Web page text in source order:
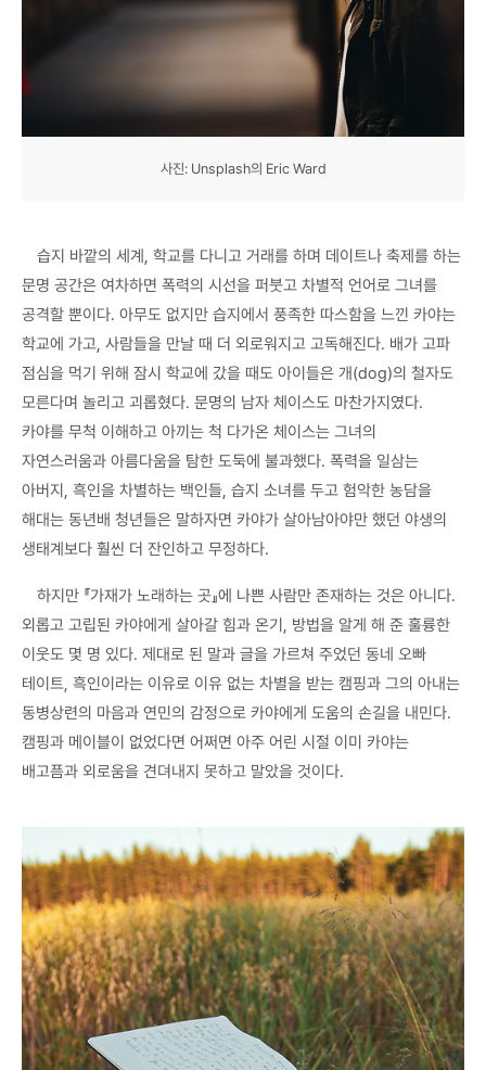
사진: Unsplash의 Eric Ward
습지 바깥의 세계, 학교를 다니고 거래를 하며 데이트나 축제를 하는
문명 공간은 여차하면 폭력의 시선을 퍼붓고 차별적 언어로 그녀를
공격할 뿐이다. 아무도 없지만 습지에서 풍족한 따스함을 느낀 카야는
학교에 가고, 사람들을 만날 때 더 외로워지고 고독해진다. 배가 고파
점심을 먹기 위해 잠시 학교에 갔을 때도 아이들은 개(dog)의 철자도
모른다며 놀리고 괴롭혔다. 문명의 남자 체이스도 마찬가지였다.
카야를 무척 이해하고 아끼는 척 다가온 체이스는 그녀의
자연스러움과 아름다움을 탐한 도둑에 불과했다. 폭력을 일삼는
아버지, 흑인을 차별하는 백인들, 습지 소녀를 두고 험악한 농담을
해대는 동년배 청년들은 말하자면 카야가 살아남아야만 했던 야생의
생태계보다 훨씬 더 잔인하고 무정하다.
하지만 『가재가 노래하는 곳』에 나쁜 사람만 존재하는 것은 아니다.
외롭고 고립된 카야에게 살아갈 힘과 온기, 방법을 알게 해 준 훌륭한
이웃도 몇 명 있다. 제대로 된 말과 글을 가르쳐 주었던 동네 오빠
테이트, 흑인이라는 이유로 이유 없는 차별을 받는 캠핑과 그의 아내는
동병상련의 마음과 연민의 감정으로 카야에게 도움의 손길을 내민다.
캠핑과 메이블이 없었다면 어쩌면 아주 어린 시절 이미 카야는
배고픔과 외로움을 견뎌내지 못하고 말았을 것이다.